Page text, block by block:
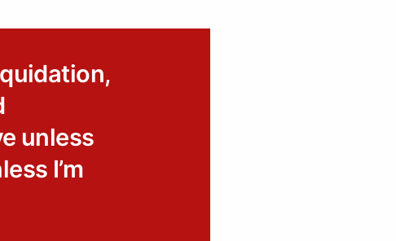
unless
I’m